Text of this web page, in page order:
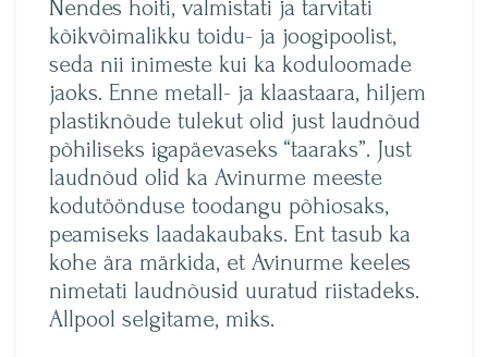
Nendes hoiti, valmistati ja tarvitati
kõikvõimalikku toidu- ja joogipoolist,
seda nii inimeste kui ka koduloomade
jaoks. Enne metall- ja klaastaara, hiljem
plastiknõude tulekut olid just laudnõud
põhiliseks igapäevaseks “taaraks”. Just
laudnõud olid ka Avinurme meeste
kodutöönduse toodangu põhiosaks,
peamiseks laadakaubaks. Ent tasub ka
kohe ära märkida, et Avinurme keeles
nimetati laudnõusid uuratud riistadeks.
Allpool selgitame, miks.